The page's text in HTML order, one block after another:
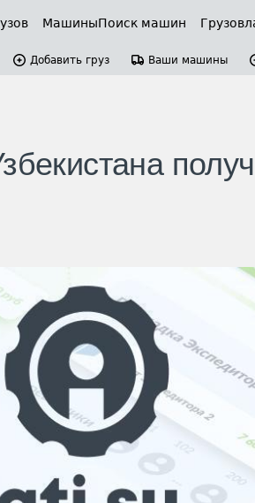
МашиныПоиск машин
Добавить груз Ваши машины